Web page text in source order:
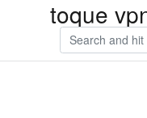
toque